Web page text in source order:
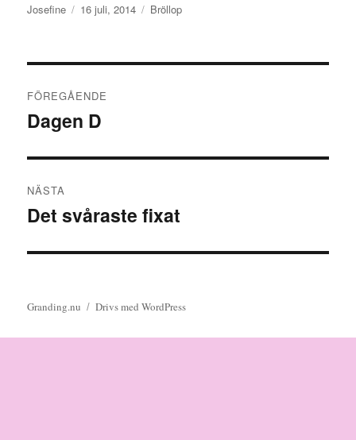
Författare
Josefine
Publicerat
16 juli, 2014 Kategorier
Bröllop
FÖREGÅENDE
Föregående
Dagen D
NÄSTA
Nästa
Det svåraste fixat
Granding.nu Drivs med WordPress